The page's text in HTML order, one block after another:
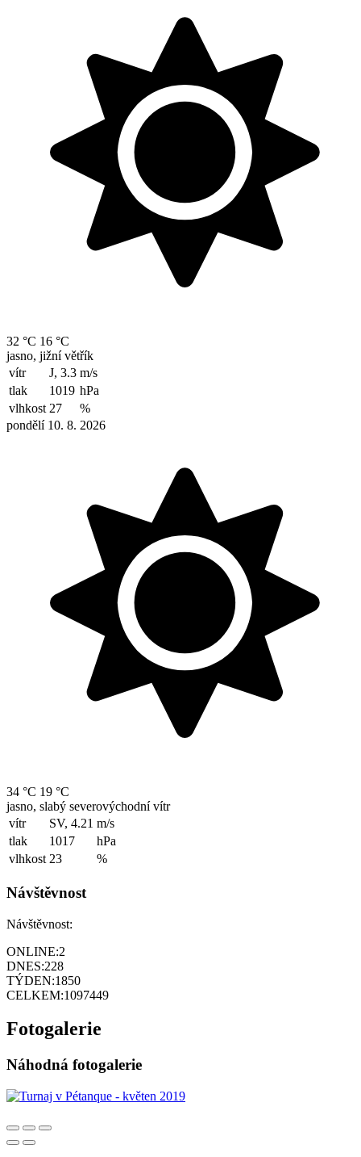
32 °C 16 °C
jasno, jižní větřík
vítr
J, 3.3 m/s
tlak
1019 hPa
vlhkost 27
%
pondělí 10. 8. 2026
34 °C 19 °C
jasno, slabý severovýchodní vítr
vítr
SV, 4.21 m/s
tlak
1017
hPa
vlhkost 23 %
Návštěvnost
Návštěvnost:
ONLINE:2
DNES:228
TÝDEN:1850
CELKEM:1097449
Fotogalerie
Náhodná fotogalerie